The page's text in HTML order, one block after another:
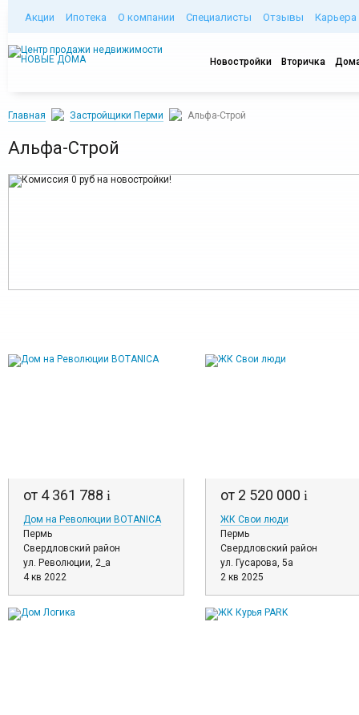
Акции Ипотека О компании Специалисты Отзывы Карьера
Новостройки Вторичка
Главная Застройщики Перми Альфа-Строй
Альфа-Строй
от 4 361 788 i
Дом на Революции BOTANICA
Пермь
Свердловский район
ул. Революции, 2_а
4 кв 2022
от 2 520 000 i
ЖК Свои люди
Пермь
Свердловский район
ул. Гусарова, 5а
2 кв 2025